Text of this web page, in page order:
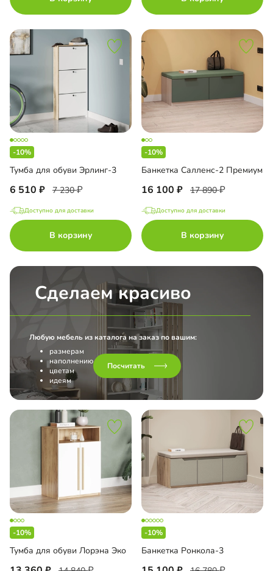
-10%
Тумба для обуви Эрлинг-3
6 510 7 230
Доступно для доставки
В корзину
-10%
Банкетка Салленс-2 Премиум
16 100 17 890
Доступно для доставки
В корзину
Сделаем красиво
Любую мебель из каталога на заказ по вашим:
размерам
наполнению
цветам
идеям
Посчитать
-10%
Тумба для обуви Лорэна Эко
-10%
Банкетка Ронкола-3